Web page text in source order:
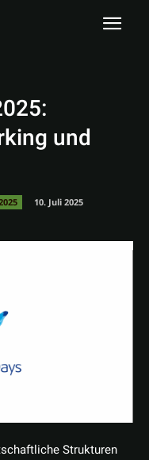
und
10. Juli 2025
Strukturen